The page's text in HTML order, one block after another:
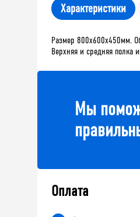
Характеристики
Размер 800х600х450мм.
Верхняя и средняя полка
Мы
Оплата